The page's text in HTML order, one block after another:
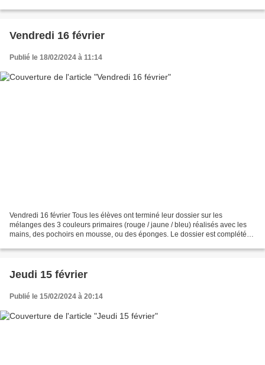
Vendredi 16 février
Publié le 18/02/2024 à 11:14
Vendredi 16 février Tous les élèves ont terminé leur dossier sur les
mélanges des 3 couleurs primaires (rouge / jaune / bleu) réalisés avec les
mains, des pochoirs en mousse, ou des éponges. Le dossier est complété
Jeudi 15 février
Publié le 15/02/2024 à 20:14